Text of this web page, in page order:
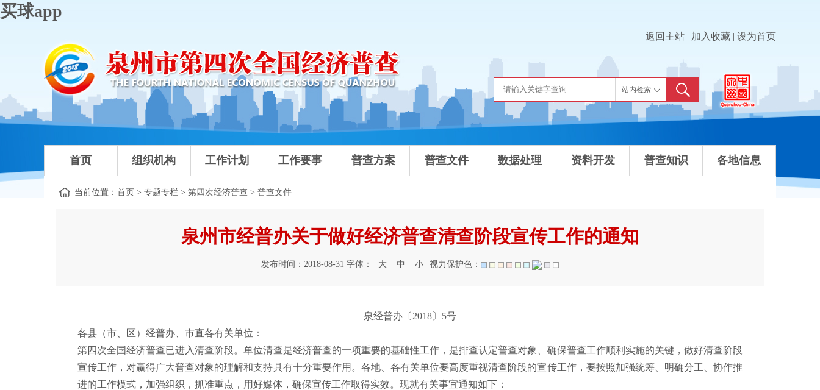
买球app
返回主站 | 加入收藏 | 设为首页
站内检索
站内检索
首页 组织机构 工作计划 工作要事 普查方案 普查文件 数据处理 资料开发 普查知识 各地信息
当前位置： 首页 > 专题专栏 > 第四次经济普查 > 普查文件
泉州市经普办关于做好经济普查清查阶段宣传工作的通知
发布时间：2018-08-31 字体： 大 中 小 视力保护色：
泉经普办〔 2018〕 5号
各县（市、区）经普办、市直各有关单位：
第四次全国经济普查已进入清查阶段。单位清查是经济普查的一项重要的基础性工作，是排查认定普查对象、确保普查工作顺利实施的关键，做好清查阶段
宣传工作，对赢得广大普查对象的理解和支持具有十分重要作用。各地、各有关单位要高度重视清查阶段的宣传工作，要按照加强统筹、明确分工、协作推
进的工作模式，加强组织，抓准重点，用好媒体，确保宣传工作取得实效。现就有关事宜通知如下：